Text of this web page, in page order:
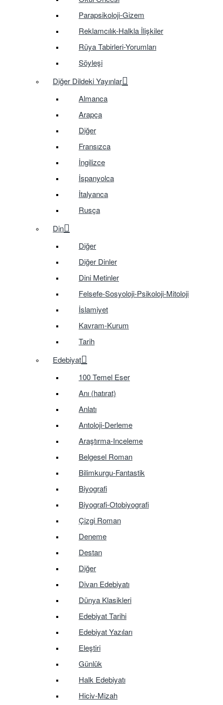
Parapsikoloji-Gizem
Reklamcılık-Halkla İlişkiler
Rüya Tabirleri-Yorumları
Söyleşi
Diğer Dildeki Yayınlar
Almanca
Arapça
Diğer
Fransızca
İngilizce
İspanyolca
İtalyanca
Rusça
Din
Diğer
Diğer Dinler
Dini Metinler
Felsefe-Sosyoloji-Psikoloji-Mitoloji
İslamiyet
Kavram-Kurum
Tarih
Edebiyat
100 Temel Eser
Anı (hatırat)
Anlatı
Antoloji-Derleme
Araştırma-Inceleme
Belgesel Roman
Bilimkurgu-Fantastik
Biyografi
Biyografi-Otobiyografi
Çizgi Roman
Deneme
Destan
Diğer
Divan Edebiyatı
Dünya Klasikleri
Edebiyat Tarihi
Edebiyat Yazıları
Eleştiri
Günlük
Halk Edebiyatı
Hiciv-Mizah